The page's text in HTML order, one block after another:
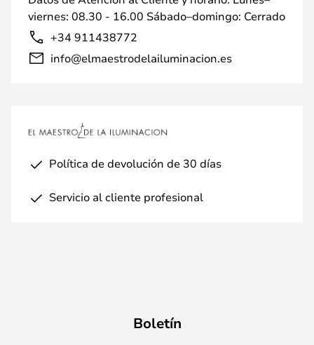
viernes: 08.30 - 16.00 Sábado–domingo: Cerrado
+34 911438772
info@elmaestrodelailuminacion.es
Política de devolución de 30 días
Servicio al cliente profesional
Boletín